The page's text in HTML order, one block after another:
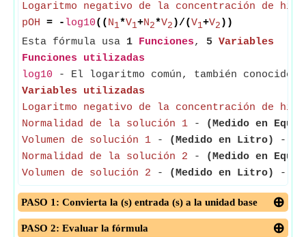
Logaritmo negativo de la concentración de
pOH = - log10(( N1*V1+N2*V2 )/(V1+V2 ))
Esta fórmula usa 1 Funciones, 5 Variables
Funciones utilizadas
log10 - El logaritmo común, también conocido
Variables utilizadas
Logaritmo negativo de la concentración de
Normalidad de la solución 1 -
(Medido en
Volumen de solución 1 - (Medido en Litro)
- El
Normalidad de la solución 2 -
(Medido en
Volumen de solución 2 - (Medido en Litro) - El
PASO 1: Convierta la (s) entrada (s) a la unidad base
PASO 2: Evaluar la fórmula